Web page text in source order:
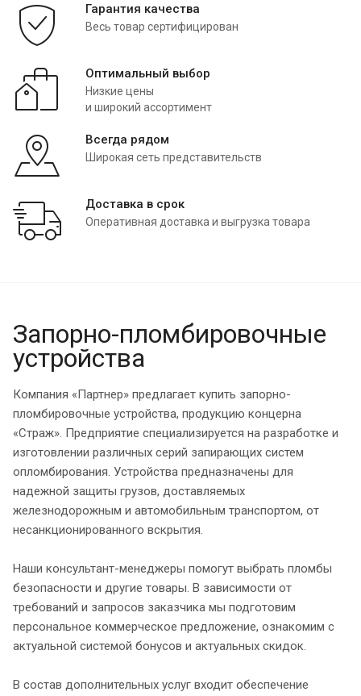
Гарантия качества
Весь товар сертифицирован
Оптимальный выбор
Низкие цены
и широкий ассортимент
Всегда рядом
Широкая сеть представительств
Доставка в срок
Оперативная доставка и выгрузка товара
Запорно-пломбировочные
устройства
Компания «Партнер» предлагает купить запорно-
пломбировочные устройства, продукцию концерна
«Страж». Предприятие специализируется на разработке и
изготовлении различных серий запирающих систем
опломбирования. Устройства предназначены для
надежной защиты грузов, доставляемых
железнодорожным и автомобильным транспортом, от
несанкционированного вскрытия.
Наши консультант-менеджеры помогут выбрать пломбы
безопасности и другие товары. В зависимости от
требований и запросов заказчика мы подготовим
персональное коммерческое предложение, ознакомим с
актуальной системой бонусов и актуальных скидок.
В состав дополнительных услуг входит обеспечение